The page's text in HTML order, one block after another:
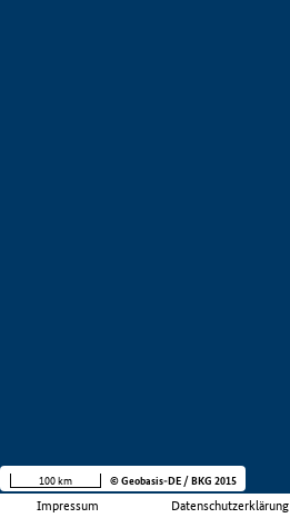
Impressum Datenschutzerklärung
100 km © Geobasis-DE / BKG 2015